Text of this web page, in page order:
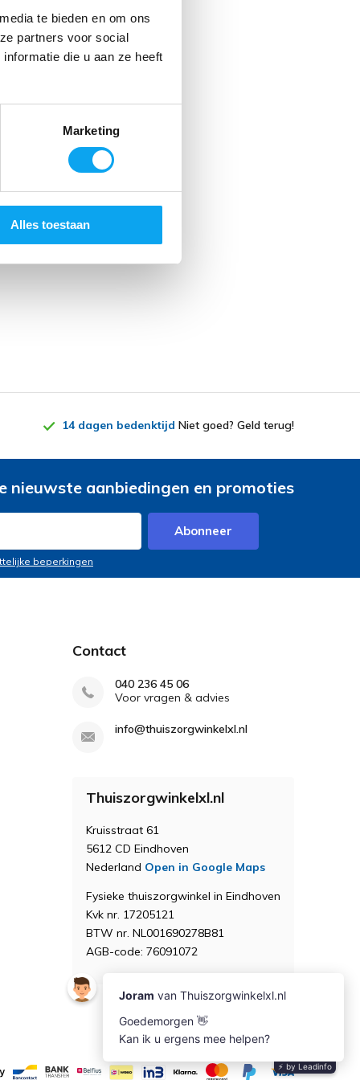
te bieden en om ons
partners voor social
die u aan ze heeft
Marketing
Alles toestaan
14 dagen bedenktijd Niet goed? Geld terug!
nieuwste aanbiedingen en promoties
Abonneer
beperkingen
Contact
040 236 45 06
Voor vragen & advies
info@thuiszorgwinkelxl.nl
Thuiszorgwinkelxl.nl
Kruisstraat 61
5612 CD Eindhoven
Nederland Open in Google Maps
Fysieke thuiszorgwinkel in Eindhoven
Kvk nr. 17205121
BTW nr. NL001690278B81
AGB-code: 76091072